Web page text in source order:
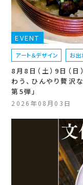
EVENT
アート＆デザイン お出
8月8日（土）9日（
わう、ひんやり贅沢
第5弾」
2026年08月03日